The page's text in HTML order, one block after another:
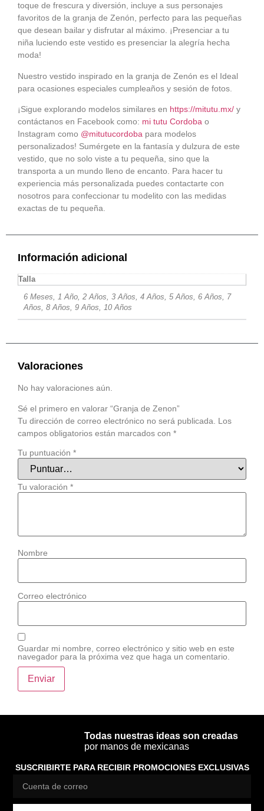
toque de frescura y diversión, incluye a sus personajes
favoritos de la granja de Zenón, perfecto para las pequeñas
que desean bailar y disfrutar al máximo. ¡Presenciar a tu
niña luciendo este vestido es presenciar la alegría hecha
moda!
Nuestro vestido inspirado en la granja de Zenón es el Ideal
para ocasiones especiales cumpleaños y sesión de fotos.
¡Sigue explorando modelos similares en https://mitutu.mx/ y
contáctanos en Facebook como: mi tutu Cordoba o
Instagram como @mitutucordoba para modelos
personalizados! Sumérgete en la fantasía y dulzura de este
vestido, que no solo viste a tu pequeña, sino que la
transporta a un mundo lleno de encanto. Para hacer tu
experiencia más personalizada puedes contactarte con
nosotros para confeccionar tu modelito con las medidas
exactas de tu pequeña.
Información adicional
Talla
6 Meses, 1 Año, 2 Años, 3 Años, 4 Años, 5 Años, 6 Años, 7
Años, 8 Años, 9 Años, 10 Años
Valoraciones
No hay valoraciones aún.
Sé el primero en valorar “Granja de Zenon”
Tu dirección de correo electrónico no será publicada. Los
campos obligatorios están marcados con *
Tu puntuación *
Tu valoración *
Nombre
Correo electrónico
Guardar mi nombre, correo electrónico y sitio web en este
navegador para la próxima vez que haga un comentario.
Todas nuestras ideas son creadas
por manos de mexicanas
SUSCRIBIRTE PARA RECIBIR PROMOCIONES EXCLUSIVAS